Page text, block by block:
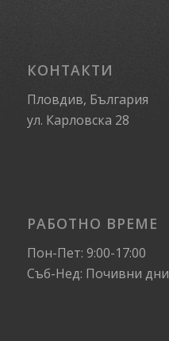
КОНТАКТИ
Пловдив, България
ул. Карловска 28
РАБОТНО ВРЕМЕ
Пон-Пет: 9:00-17:00
Съб-Нед: Почивни дни